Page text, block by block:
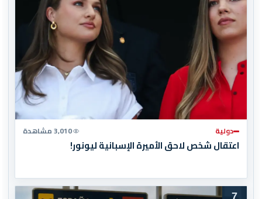
دولية 3,010 مشاهدة
اعتقال شخص لاحق الأميرة الإسبانية ليونور!
7